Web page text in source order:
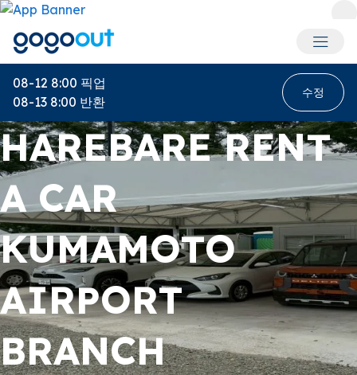
회원 메
08-12 8:00 픽업
08-13 8:00 반환
수정
HAREBARE RENT
A CAR
KUMAMOTO
AIRPORT
BRANCH